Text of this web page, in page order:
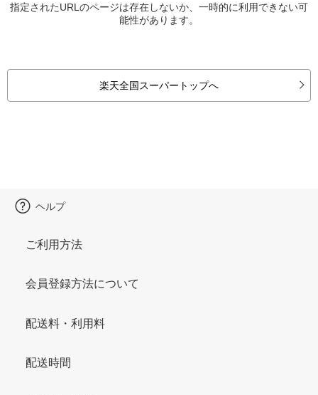
指定されたURLのページは存在しないか、一時的に利用できない可
能性があります。
楽天全国スーパートップへ
ヘルプ
ご利用方法
会員登録方法について
配送料・利用料
配送時間